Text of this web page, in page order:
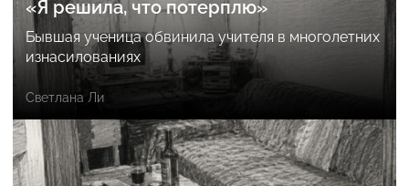
«Я решила, что потерплю»
Бывшая ученица обвинила учителя в многолетних
изнасилованиях
Светлана Ли